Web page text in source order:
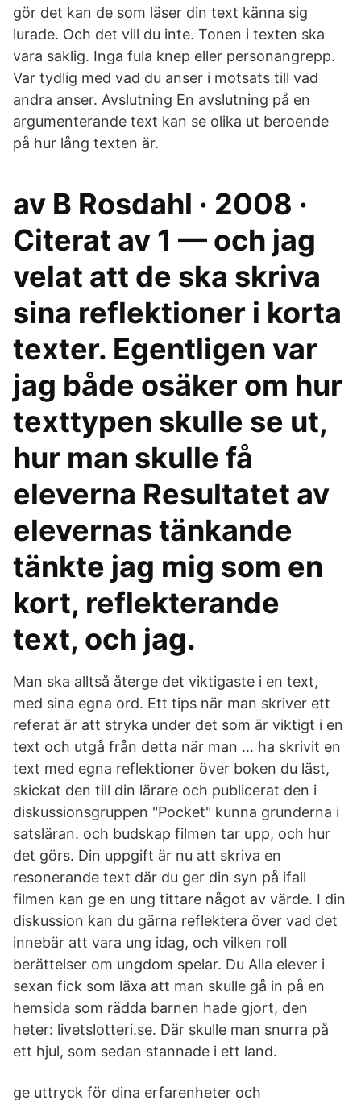
gör det kan de som läser din text känna sig
lurade. Och det vill du inte. Tonen i texten ska
vara saklig. Inga fula knep eller personangrepp.
Var tydlig med vad du anser i motsats till vad
andra anser. Avslutning En avslutning på en
argumenterande text kan se olika ut beroende
på hur lång texten är.
av B Rosdahl · 2008 ·
Citerat av 1 — och jag
velat att de ska skriva
sina reflektioner i korta
texter. Egentligen var
jag både osäker om hur
texttypen skulle se ut,
hur man skulle få
eleverna Resultatet av
elevernas tänkande
tänkte jag mig som en
kort, reflekterande
text, och jag.
Man ska alltså återge det viktigaste i en text,
med sina egna ord. Ett tips när man skriver ett
referat är att stryka under det som är viktigt i en
text och utgå från detta när man … ha skrivit en
text med egna reflektioner över boken du läst,
skickat den till din lärare och publicerat den i
diskussionsgruppen "Pocket" kunna grunderna i
satsläran. och budskap filmen tar upp, och hur
det görs. Din uppgift är nu att skriva en
resonerande text där du ger din syn på ifall
filmen kan ge en ung tittare något av värde. I din
diskussion kan du gärna reflektera över vad det
innebär att vara ung idag, och vilken roll
berättelser om ungdom spelar. Du Alla elever i
sexan fick som läxa att man skulle gå in på en
hemsida som rädda barnen hade gjort, den
heter: livetslotteri.se. Där skulle man snurra på
ett hjul, som sedan stannade i ett land.
ge uttryck för dina erfarenheter och